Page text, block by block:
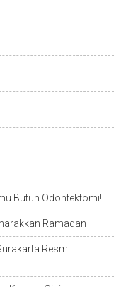
Butuh Odontektomi!
Ramadan
Resmi